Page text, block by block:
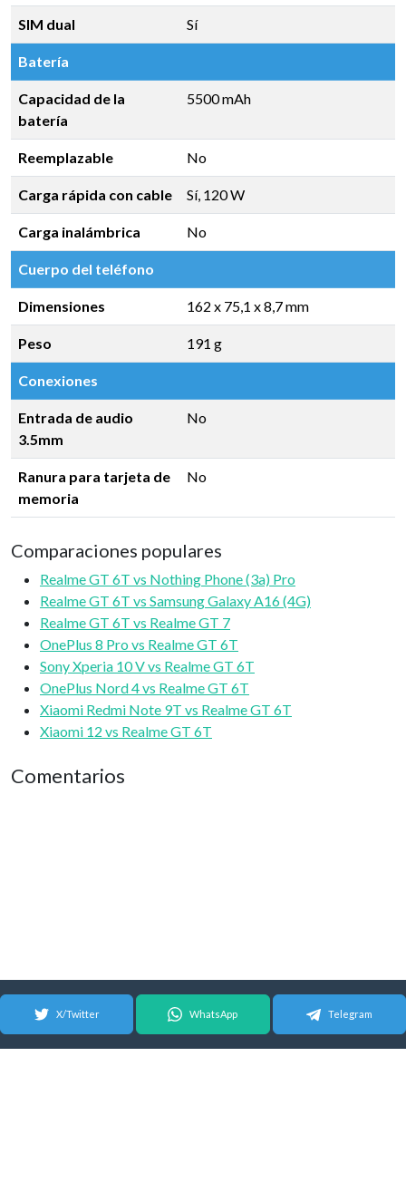
SIM dual Sí
Batería
Capacidad de la
batería
5500 mAh
Reemplazable No
Carga rápida con cable Sí, 120 W
Carga inalámbrica No
Cuerpo del teléfono
Dimensiones 162 x 75,1 x 8,7 mm
Peso 191 g
Conexiones
Entrada de audio
3.5mm
No
Ranura para tarjeta de
memoria
No
Comparaciones populares
Realme GT 6T vs Nothing Phone (3a) Pro
Realme GT 6T vs Samsung Galaxy A16 (4G)
Realme GT 6T vs Realme GT 7
OnePlus 8 Pro vs Realme GT 6T
Sony Xperia 10 V vs Realme GT 6T
OnePlus Nord 4 vs Realme GT 6T
Xiaomi Redmi Note 9T vs Realme GT 6T
Xiaomi 12 vs Realme GT 6T
Comentarios
X/Twitter WhatsApp Telegram